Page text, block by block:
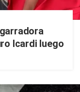
Icardi luego